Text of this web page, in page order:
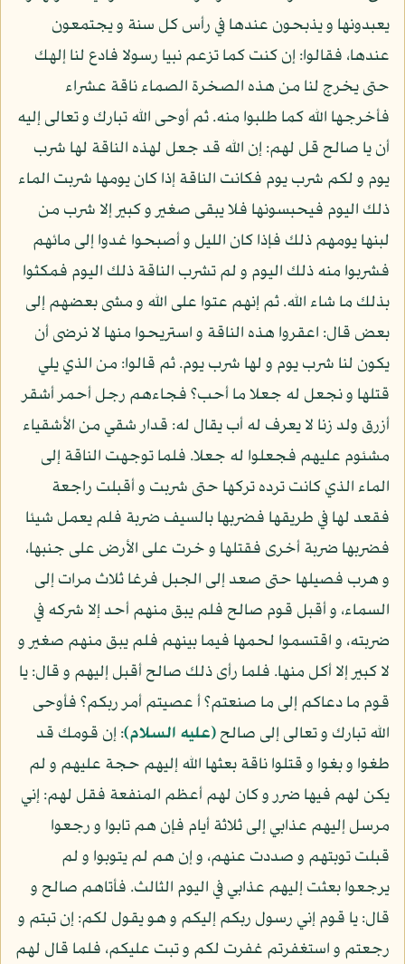
يعبدونها و يذبحون عندها في رأس كل سنة و يجتمعون
عندها، فقالوا: إن كنت كما تزعم نبيا رسولا فادع لنا إلهك
حتى يخرج لنا من هذه الصخرة الصماء ناقة عشراء
فأخرجها الله كما طلبوا منه. ثم أوحى الله تبارك و تعالى إليه
أن يا صالح قل لهم: إن الله قد جعل لهذه الناقة لها شرب
يوم و لكم شرب يوم فكانت الناقة إذا كان يومها شربت الماء
ذلك اليوم فيحبسونها فلا يبقى صغير و كبير إلا شرب من
لبنها يومهم ذلك فإذا كان الليل و أصبحوا غدوا إلى مائهم
فشربوا منه ذلك اليوم و لم تشرب الناقة ذلك اليوم فمكثوا
بذلك ما شاء الله. ثم إنهم عتوا على الله و مشى بعضهم إلى
بعض قال: اعقروا هذه الناقة و استريحوا منها لا نرضى أن
يكون لنا شرب يوم و لها شرب يوم. ثم قالوا: من الذي يلي
قتلها و نجعل له جعلا ما أحب؟ فجاءهم رجل أحمر أشقر
أزرق ولد زنا لا يعرف له أب يقال له: قدار شقي من الأشقياء
مشئوم عليهم فجعلوا له جعلا. فلما توجهت الناقة إلى
الماء الذي كانت ترده تركها حتى شربت و أقبلت راجعة
فقعد لها في طريقها فضربها بالسيف ضربة فلم يعمل شيئا
فضربها ضربة أخرى فقتلها و خرت على الأرض على جنبها،
و هرب فصيلها حتى صعد إلى الجبل فرغا ثلاث مرات إلى
السماء، و أقبل قوم صالح فلم يبق منهم أحد إلا شركه في
ضربته، و اقتسموا لحمها فيما بينهم فلم يبق منهم صغير و
لا كبير إلا أكل منها. فلما رأى ذلك صالح أقبل إليهم و قال: يا
قوم ما دعاكم إلى ما صنعتم؟ أ عصيتم أمر ربكم؟ فأوحى
الله تبارك و تعالى إلى صالح(عليه السلام): إن قومك قد
طغوا و بغوا و قتلوا ناقة بعثها الله إليهم حجة عليهم و لم
يكن لهم فيها ضرر و كان لهم أعظم المنفعة فقل لهم: إني
مرسل إليهم عذابي إلى ثلاثة أيام فإن هم تابوا و رجعوا
قبلت توبتهم و صددت عنهم، و إن هم لم يتوبوا و لم
يرجعوا بعثت إليهم عذابي في اليوم الثالث. فأتاهم صالح و
قال: يا قوم إني رسول ربكم إليكم و هو يقول لكم: إن تبتم و
رجعتم و استغفرتم غفرت لكم و تبت عليكم، فلما قال لهم